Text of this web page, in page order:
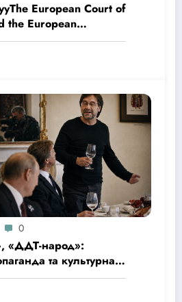
European Court of
the European
Prevention of Torture
Treatment or
0
«ДДТ-народ»:
та культурна
покірності